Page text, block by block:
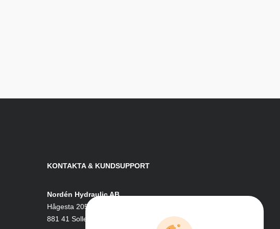
KONTAKTA & KUNDSUPPORT
Nordén Hydraulic AB
Hågesta 205
881 41 Sollefteå